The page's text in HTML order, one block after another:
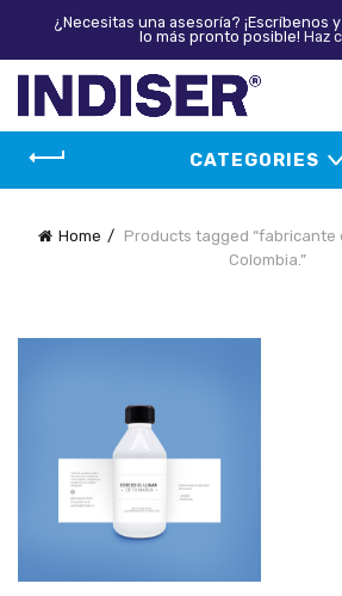
CATEGORIES
Home
Products tagged “fabricante
Colombia.”
¿Necesitas una asesoría? ¡Escríbenos
lo más pronto posible! Haz